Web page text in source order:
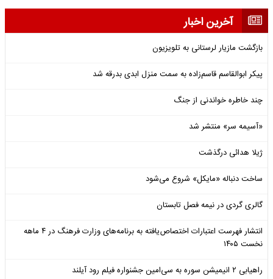
آخرین اخبار
بازگشت مازیار لرستانی به تلویزیون
پیکر ابوالقاسم قاسم‌زاده به سمت منزل ابدی بدرقه شد
چند خاطره خواندنی از جنگ
«آسیمه سر» منتشر شد
ژیلا هدائی درگذشت
ساخت دنباله «مایکل» شروع می‌شود
گالری گردی در نیمه فصل تابستان
انتشار فهرست اعتبارات اختصاص‌یافته به برنامه‌های وزارت فرهنگ در ۴ ماهه
نخست ۱۴۰۵
راهیابی ۲ انیمیشن سوره به سی‌امین جشنواره فیلم رود آیلند